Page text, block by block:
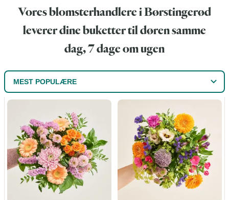
Vores blomsterhandlere i Børstingerød
leverer dine buketter til døren samme
dag, 7 dage om ugen